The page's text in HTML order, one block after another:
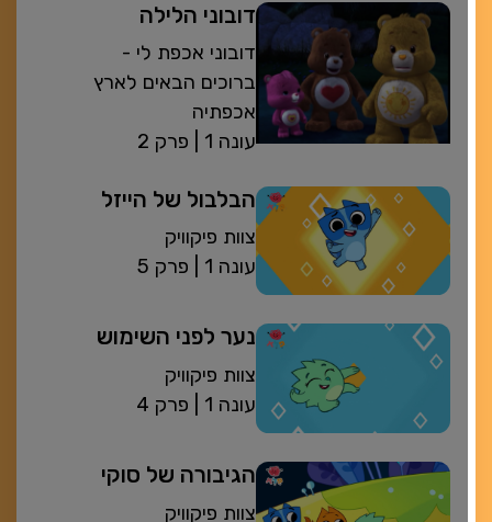
דובוני הלילה
דובוני אכפת לי -
ברוכים הבאים לארץ
אכפתיה
פרק 2
| עונה 1
הבלבול של הייזל
צוות פיקוויק
פרק 5
| עונה 1
נער לפני השימוש
צוות פיקוויק
פרק 4
| עונה 1
הגיבורה של סוקי
צוות פיקוויק